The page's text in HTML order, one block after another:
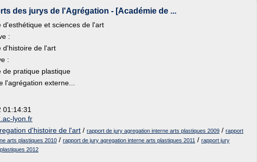
des jurys de l'Agrégation - [Académie de ...
d'esthétique et sciences de l'art
:
d'histoire de l'art
:
de pratique plastique
l'agrégation externe...
01:14:31
lyon.fr
d'histoire de l'art / rapport de jury agregation interne arts plastiques 2009 / rapport
arts plastiques 2010 / rapport de jury agregation interne arts plastiques 2011 / rapport jury
2012